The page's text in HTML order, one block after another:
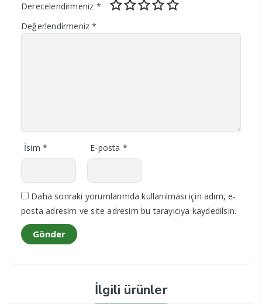
Derecelendirmeniz *
Değerlendirmeniz*
İsim * E-posta *
Daha sonraki yorumlarımda kullanılması için adım, e-
posta adresim ve site adresim bu tarayıcıya kaydedilsin.
İlgili ürünler